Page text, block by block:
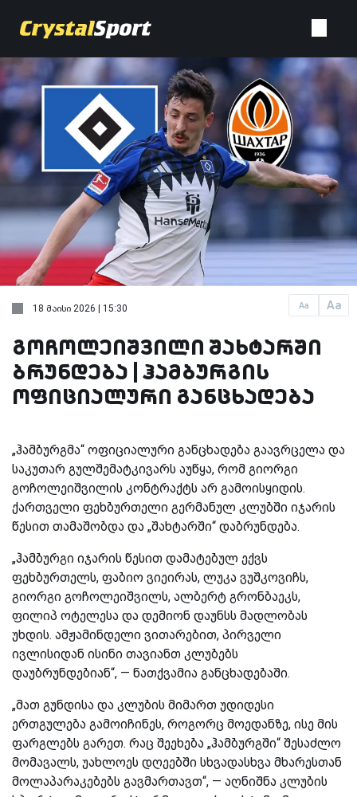
Aa Aa
18 მაისი 2026 | 15:30
გოჩოლეიშვილი შახტარში
ბრუნდება | ჰამბურგის
ოფიციალური განცხადება
„ჰამბურგმა“ ოფიციალური განცხადება გაავრცელა და
საკუთარ გულშემატკივარს აუწყა, რომ გიორგი
გოჩოლეიშვილის კონტრაქტს არ გამოისყიდის.
ქართველი ფეხბურთელი გერმანულ კლუბში იჯარის
წესით თამაშობდა და „შახტარში“ დაბრუნდება.
„ჰამბურგი იჯარის წესით დამატებულ ექვს
ფეხბურთელს, ფაბიო ვიეირას, ლუკა ვუშკოვიჩს,
გიორგი გოჩოლეიშვილს, ალბერტ გრონბაეკს,
ფილიპ ოტელესა და დემიონ დაუნსს მადლობას
უხდის. ამჟამინდელი ვითარებით, პირველი
ივლისიდან ისინი თავიანთ კლუბებს
დაუბრუნდებიან“, — ნათქვამია განცხადებაში.
„მათ გუნდისა და კლუბის მიმართ უდიდესი
ერთგულება გამოიჩინეს, როგორც მოედანზე, ისე მის
ფარგლებს გარეთ. რაც შეეხება „ჰამბურგში“ შესაძლო
მომავალს, უახლოეს დღეებში სხვადასხვა მხარესთან
მოლაპარაკებებს გავმართავთ“, — აღნიშნა კლუბის